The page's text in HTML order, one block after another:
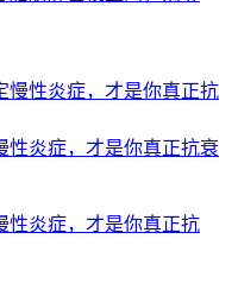
性炎症，才是你真正抗衰
性炎症，才是你真正抗